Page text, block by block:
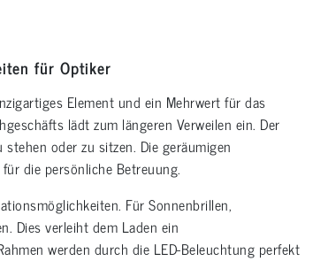
für Optiker
Element und ein Mehrwert für das
lädt zum längeren Verweilen ein. Der
oder zu sitzen. Die geräumigen
die persönliche Betreuung.
Für Sonnenbrillen,
Dies verleiht dem Laden ein
werden durch die LED-Beleuchtung perfekt